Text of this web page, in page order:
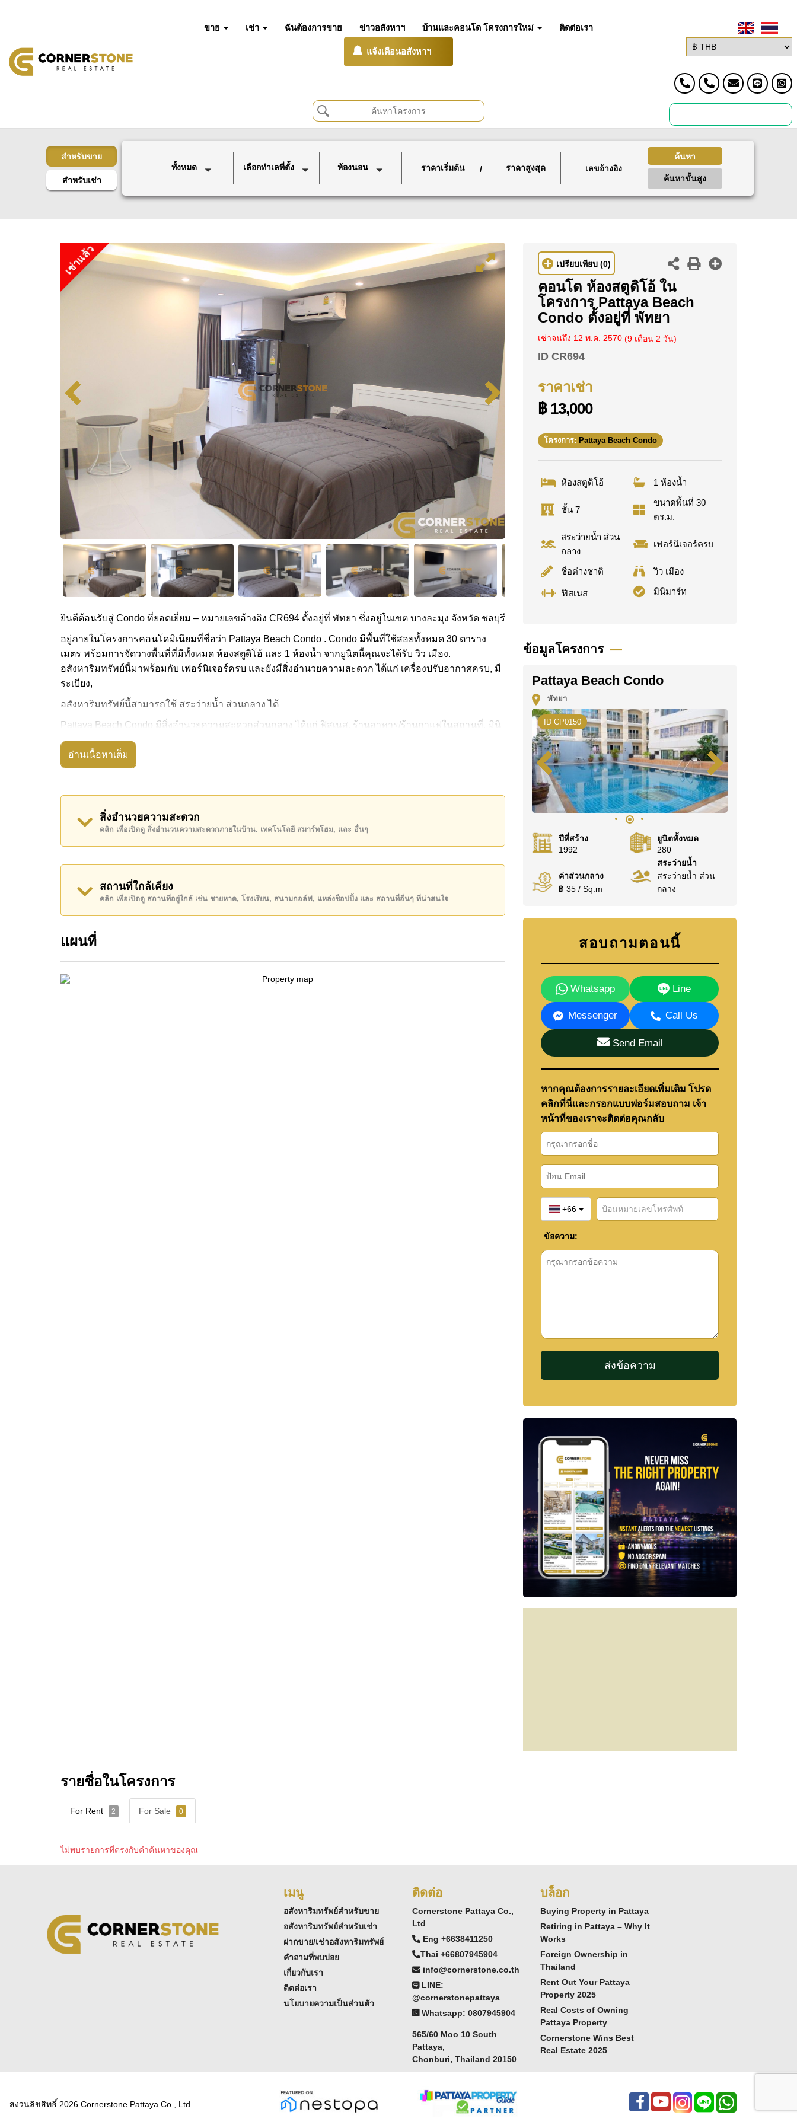
ขาย เช่า ฉันต้องการขาย ข่าวอสังหาฯ บ้านและคอนโด โครงการใหม่ ติดต่อเรา
แจ้งเตือนอสังหาฯ
สำหรับขาย
สำหรับเช่า
ทั้งหมด เลือกทำเลที่ตั้ง ห้องนอน ราคาเริ่มต้น / ราคาสูงสุด
ค้นหา
ค้นหาขั้นสูง
เช่าแล้ว
ยินดีต้อนรับสู่ Condo ที่ยอดเยี่ยม – หมายเลขอ้างอิง CR694 ตั้งอยู่ที่ พัทยา ซึ่งอยู่ในเขต บางละมุง จังหวัด ชลบุรี
อยู่ภายในโครงการคอนโดมิเนียมที่ชื่อว่า Pattaya Beach Condo . Condo มีพื้นที่ใช้สอยทั้งหมด 30 ตาราง
เมตร พร้อมการจัดวางพื้นที่ที่มีทั้งหมด ห้องสตูดิโอ้ และ 1 ห้องน้ำ จากยูนิตนี้คุณจะได้รับ วิว เมือง.
อสังหาริมทรัพย์นี้มาพร้อมกับ เฟอร์นิเจอร์ครบ และยังมีสิ่งอำนวยความสะดวก ได้แก่ เครื่องปรับอากาศครบ, มี
ระเบียง,
อสังหาริมทรัพย์นี้สามารถใช้ สระว่ายน้ำ ส่วนกลาง ได้
Pattaya Beach Condo มีสิ่งอำนวยความสะดวกส่วนกลาง ได้แก่ ฟิสเนส, ร้านอาหาร/ร้านกาแฟในสถานที่, มินิ
มาร์ท, รปภ.24ชม.
สถานที่สำคัญใกล้ Pattaya Beach Condo ได้แก่: เดินทางไปชายหาดได้ง่าย, ไกล้เคียงรถประจำทาง , อาร์ท อิน
อสังหาริมทรัพย์นี้เปิดให้เช่าระยะยาวในราคา ฿ 13,000 บาทต่อเดือน
โปรดทราบว่าราคาค่าเช่าที่ Cornerstone Real Estate โฆษณาเป็นราคาสำหรับสัญญาเช่า 1 ปี และต้องวาง
เงินมัดจำ 2 เดือนก่อนเข้าอยู่อาศัย
ติดต่อ Cornerstone Real Estate โทร +6638411250 หรือ อีเมล info@cornerstone.co.th
WhatsApp ของสำนักงาน:+66807945904และ LINE: @cornerstonepattaya
อ่านเนื้อหาเต็ม
สิ่งอำนวยความสะดวก
คลิก เพื่อเปิดดู สิ่งอำนวนความสะดวกภายในบ้าน. เทคโนโลยี สมาร์ทโฮม, และ อื่นๆ
สถานที่ใกล้เคียง
คลิก เพื่อเปิดดู สถานที่อยู่ใกล้ เช่น ชายหาด, โรงเรียน, สนามกอล์ฟ, แหล่งช็อปปิ้ง และ สถานที่อื่นๆ ที่น่าสนใจ
แผนที่
เปรียบเทียบ (0)
คอนโด ห้องสตูดิโอ้ ใน
โครงการ Pattaya Beach
Condo ตั้งอยู่ที่ พัทยา
เช่าจนถึง 12 พ.ค. 2570 (9 เดือน 2 วัน)
ID CR694
ราคาเช่า
฿ 13,000
โครงการ: Pattaya Beach Condo
ห้องสตูดิโอ้ 1 ห้องน้ำ
ชั้น 7
ขนาดพื้นที่ 30
ตร.ม.
สระว่ายน้ำ ส่วน
กลาง
เฟอร์นิเจอร์ครบ
ชื่อต่างชาติ วิว เมือง
ฟิสเนส มินิมาร์ท
ข้อมูลโครงการ
Pattaya Beach Condo
พัทยา
ID CP0150
ปีที่สร้าง
1992
ยูนิตทั้งหมด
280
ค่าส่วนกลาง
฿ 35 / Sq.m
สระว่ายน้ำ
สระว่ายน้ำ ส่วน
กลาง
สอบถามตอนนี้
Whatsapp Line
Messenger Call Us
Send Email
หากคุณต้องการรายละเอียดเพิ่มเติม โปรด
คลิกที่นี่และกรอกแบบฟอร์มสอบถาม เจ้า
หน้าที่ของเราจะติดต่อคุณกลับ
+66
ข้อความ:
รายชื่อในโครงการ
For Rent 2 For Sale 0
ไม่พบรายการที่ตรงกับคำค้นหาของคุณ
เมนู
อสังหาริมทรัพย์สำหรับขาย
อสังหาริมทรัพย์สำหรับเช่า
ฝากขาย/เช่าอสังหาริมทรัพย์
คำถามที่พบบ่อย
เกี่ยวกับเรา
ติดต่อเรา
นโยบายความเป็นส่วนตัว
ติดต่อ
Cornerstone Pattaya Co.,
Ltd
Eng +6638411250
Thai +66807945904
info@cornerstone.co.th
LINE:
@cornerstonepattaya
Whatsapp: 0807945904
565/60 Moo 10 South
Pattaya,
Chonburi, Thailand 20150
บล็อก
Buying Property in Pattaya
Retiring in Pattaya – Why It
Works
Foreign Ownership in
Thailand
Rent Out Your Pattaya
Property 2025
Real Costs of Owning
Pattaya Property
Cornerstone Wins Best
Real Estate 2025
สงวนลิขสิทธิ์ 2026 Cornerstone Pattaya Co., Ltd